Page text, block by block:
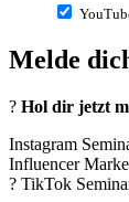
Melde
? Hol dir jetzt
Instagram
Influencer
? TikTok